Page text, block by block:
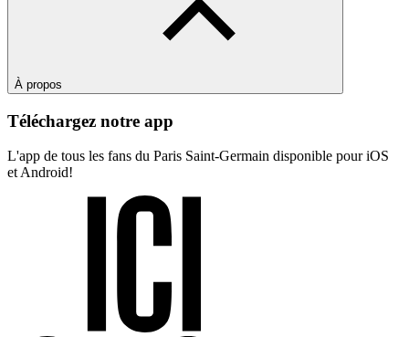
À propos
Téléchargez notre app
L'app de tous les fans du Paris Saint-Germain disponible pour iOS
et Android!